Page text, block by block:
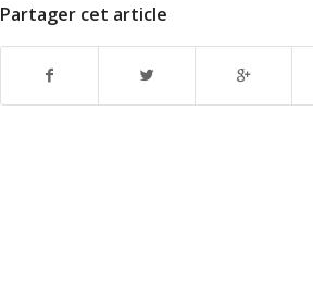
Partager cet article